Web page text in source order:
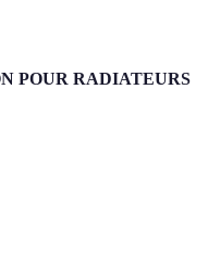
POUR RADIATEURS